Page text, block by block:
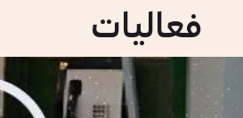
فعاليات